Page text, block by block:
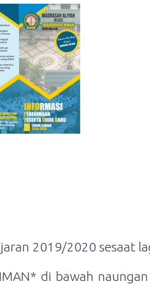
2019/2020 sesaat
di bawah